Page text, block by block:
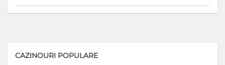
CAZINOURI POPULARE